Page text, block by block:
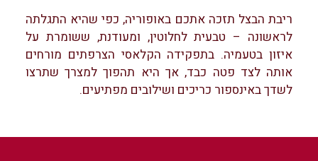
ריבת הבצל תזכה אתכם באופוריה, כפי שהיא התגלתה
לראשונה – טבעית לחלוטין, ומעודנת, ששומרת על
איזון בטעמיה. בתפקידה הקלאסי הצרפתים מורחים
אותה לצד פטה כבד, אך היא תהפוך למצרך שתרצו
לשדך באינספור כריכים ושילובים מפתיעים.